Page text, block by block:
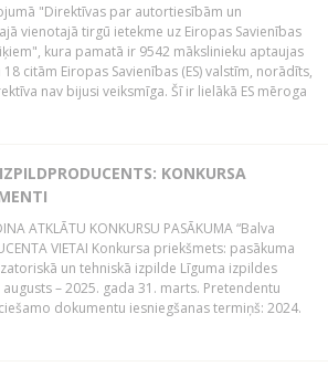
"Direktīvas par autortiesībām un
vienotajā tirgū ietekme uz Eiropas Savienības
kura pamatā ir 9542 mākslinieku aptaujas
citām Eiropas Savienības (ES) valstīm, norādīts,
nav bijusi veiksmīga. Šī ir lielākā ES mēroga
KONKURSA
ATKLĀTU KONKURSU PASĀKUMA “Balva
VIETAI Konkursa priekšmets: pasākuma
un tehniskā izpilde Līguma izpildes
– 2025. gada 31. marts. Pretendentu
dokumentu iesniegšanas termiņš: 2024.